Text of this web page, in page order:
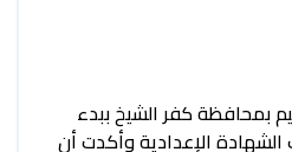
بمحافظة كفر الشيخ ببدء
الإعدادية وأكدت أن